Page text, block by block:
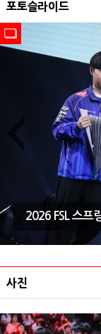
포토슬라이드
2026 FSL 스프
사진